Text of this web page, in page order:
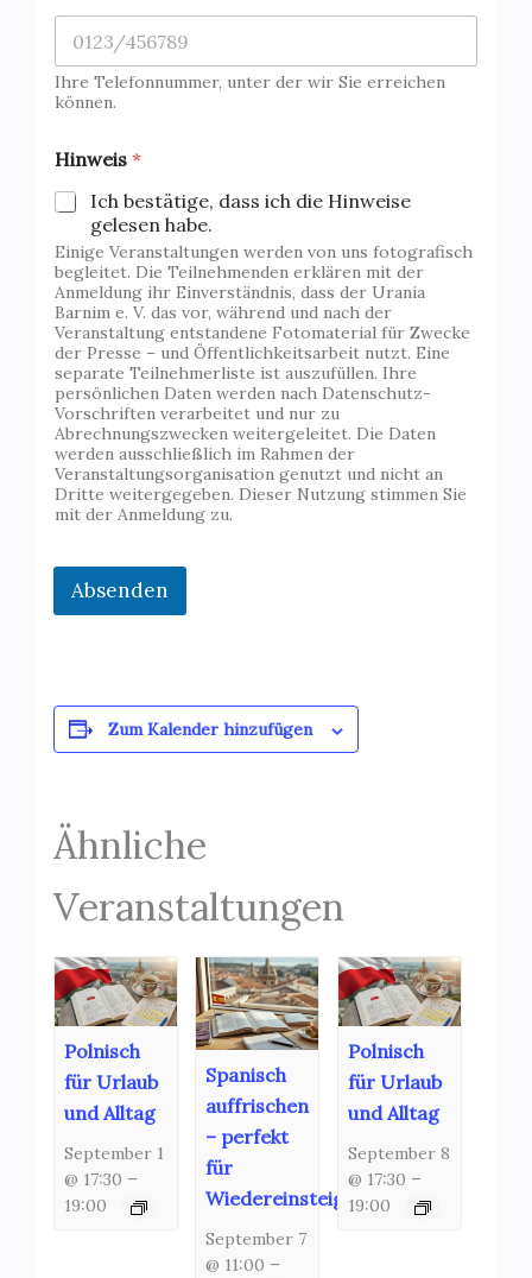
Ihre Telefonnummer, unter der wir Sie erreichen
können.
Hinweis *
Ich bestätige, dass ich die Hinweise
gelesen habe.
Einige Veranstaltungen werden von uns fotografisch
begleitet. Die Teilnehmenden erklären mit der
Anmeldung ihr Einverständnis, dass der Urania
Barnim e. V. das vor, während und nach der
Veranstaltung entstandene Fotomaterial für Zwecke
der Presse – und Öffentlichkeitsarbeit nutzt. Eine
separate Teilnehmerliste ist auszufüllen. Ihre
persönlichen Daten werden nach Datenschutz-
Vorschriften verarbeitet und nur zu
Abrechnungszwecken weitergeleitet. Die Daten
werden ausschließlich im Rahmen der
Veranstaltungsorganisation genutzt und nicht an
Dritte weitergegeben. Dieser Nutzung stimmen Sie
mit der Anmeldung zu.
Absenden
Zum Kalender hinzufügen
Ähnliche
Veranstaltungen
Polnisch
für Urlaub
und Alltag
September 1
@ 17:30 –
19:00
Spanisch
auffrischen
– perfekt
für
Wiedereinsteiger!
September 7
@ 11:00 –
Polnisch
für Urlaub
und Alltag
September 8
@ 17:30 –
19:00